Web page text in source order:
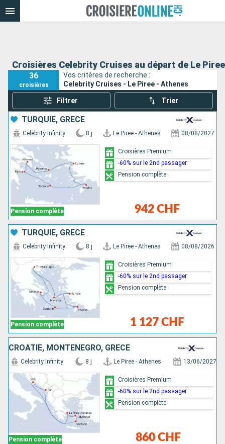
Croisières Celebrity Cruises au départ de Le
36
croisières
Vos critères de recherche :
Celebrity Cruises - Le Piree - Athenes
Filtrer Trier
TURQUIE, GRÈCE
Pension complète
Celebrity Infinity 8 j Le Piree - Athenes 08/08/2027
942 CHF
Croisières Premium
-60% sur le 2nd passager
Pension complète
TURQUIE, GRÈCE
Pension complète
Celebrity Infinity 8 j Le Piree - Athenes 08/08/2026
1 127 CHF
Croisières Premium
-60% sur le 2nd passager
Pension complète
CROATIE, MONTÉNÉGRO, GRÈCE
Pension complète
Celebrity Infinity 8 j Le Piree - Athenes 13/06/2027
860 CHF
Croisières Premium
-60% sur le 2nd passager
Pension complète